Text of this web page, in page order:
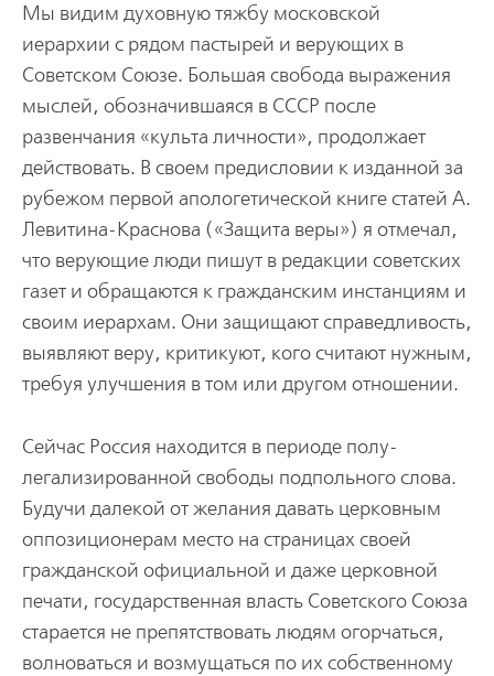
Мы видим духовную тяжбу московской
иерархии с рядом пастырей и верующих в
Советском Союзе. Большая свобода выражения
мыслей, обозначившаяся в СССР после
развенчания «культа личности», продолжает
действовать. В своем предисловии к изданной за
рубежом первой апологетической книге статей А.
Левитина-Краснова («Защита веры») я отмечал,
что верующие люди пишут в редакции советских
газет и обращаются к гражданским инстанциям и
своим иерархам. Они защищают справедливость,
выявляют веру, критикуют, кого считают нужным,
требуя улучшения в том или другом отношении.
Сейчас Россия находится в периоде полу-
легализированной свободы подпольного слова.
Будучи далекой от желания давать церковным
оппозиционерам место на страницах своей
гражданской официальной и даже церковной
печати, государственная власть Советского Союза
старается не препятствовать людям огорчаться,
волноваться и возмущаться по их собственному